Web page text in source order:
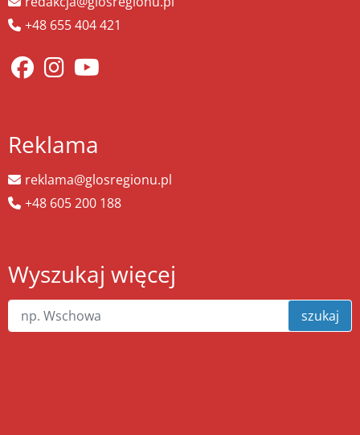
+48 655 404 421
Reklama
reklama@glosregionu.pl
+48 605 200 188
Wyszukaj więcej
szukaj